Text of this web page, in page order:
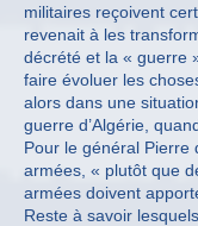
militaires reçoivent
revenait à les
décrété et la « guerre
faire évoluer les
alors dans une
guerre d’Algérie,
Pour le général Pierre
armées, « plutôt que
armées doivent
Reste à savoir